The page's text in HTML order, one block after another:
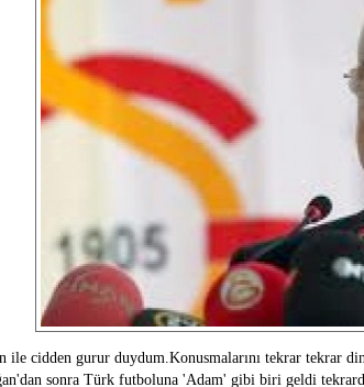
ile cidden gurur duydum.Konusmalarını tekrar tekrar
sonra Türk futboluna 'Adam' gibi biri geldi